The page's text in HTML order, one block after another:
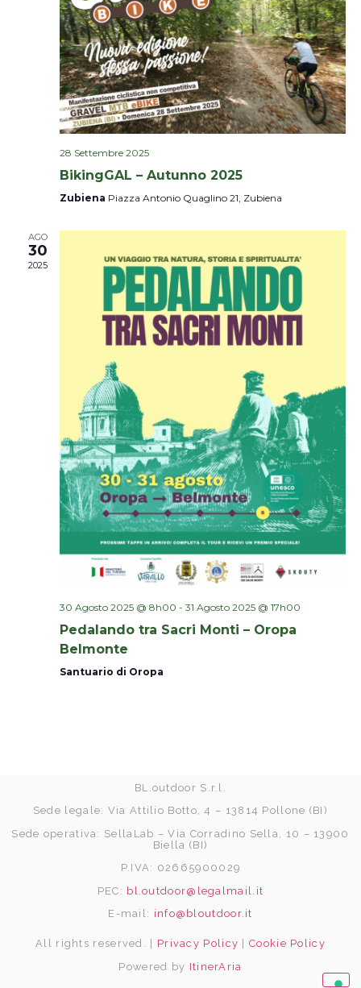
28 Settembre 2025
BikingGAL – Autunno 2025
Zubiena Piazza Antonio Quaglino 21, Zubiena
AGO
30
2025
30 Agosto 2025 @ 8h00 - 31 Agosto 2025 @ 17h00
Pedalando tra Sacri Monti – Oropa
Belmonte
Santuario di Oropa
BL.outdoor S.r.l.
Sede legale: Via Attilio Botto, 4 – 13814 Pollone (BI)
Sede operativa: SellaLab – Via Corradino Sella, 10 – 13900
Biella (BI)
P.IVA: 02665900029
PEC: bl.outdoor@legalmail.it
E-mail: info@bloutdoor.it
All rights reserved. | Privacy Policy |Cookie Policy
Powered by ItinerAria